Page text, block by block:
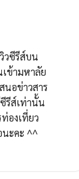
วซีรีส์บน
ข้ามหาลัย
นอข่าวสาร
รีส์เท่านั้น
องเที่ยว
นะคะ ^^